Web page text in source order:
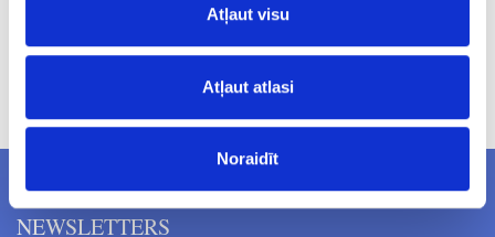
Atļaut visu
Atļaut atlasi
Noraidīt
NEWSLETTERS